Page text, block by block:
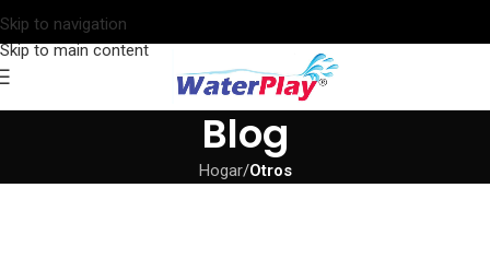
Skip to navigation
Skip to main content
Blog
Hogar/Otros